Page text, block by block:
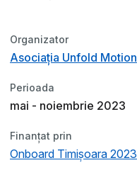
Organizator
Asociația Unfold Motion
Perioada
mai - noiembrie 2023
Finanțat prin
Onboard Timișoara 2023